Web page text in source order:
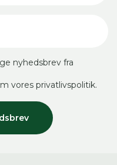
nyhedsbrev fra
vores privatlivspolitik.